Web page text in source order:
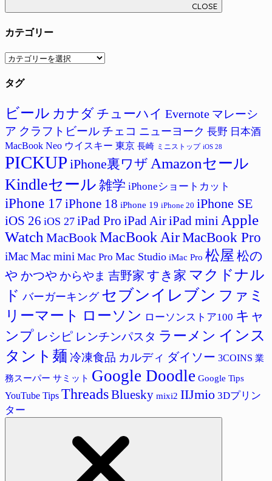
CLOSE
カテゴリー
カ
ゴ
ー
タグ
ビール カナダ チューハイ Evernote マレーシ
ア クラフトビール チェコ ニューヨーク 長野 日本酒
MacBook Neo ウイスキー 東京 長崎 ミニストップ iOS 28
PICKUP iPhone裏ワザ Amazonセール
Kindleセール 雑学 iPhoneショートカット
iPhone 17 iPhone 18 iPhone 19 iPhone 20 iPhone SE
iOS 26 iOS 27 iPad Pro iPad AiriPad miniApple
WatchMacBookMacBook AirMacBook Pro
iMacMac mini Mac Pro Mac Studio iMac Pro 松屋 松の
や かつや からやま 吉野家 すき家 マクドナル
ド バーガーキング セブンイレブン ファミ
リーマート ローソン ローソンストア100 キャ
ンプ レシピ レンチンパスタ ラーメン インス
タント麺 冷凍食品 カルディ ダイソー 3COINS 業
務スーパー サミット Google Doodle Google Tips
YouTube Tips ThreadsBluesky mixi2 IIJmio 3Dプリン
ター